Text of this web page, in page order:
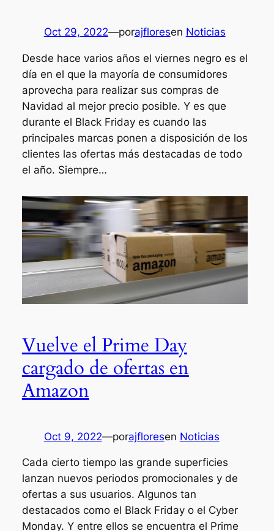
Oct 29, 2022—porajfloresen Noticias
Desde hace varios años el viernes negro es el
día en el que la mayoría de consumidores
aprovecha para realizar sus compras de
Navidad al mejor precio posible. Y es que
durante el Black Friday es cuando las
principales marcas ponen a disposición de los
clientes las ofertas más destacadas de todo
el año. Siempre…
Vuelve el Prime Day
cargado de ofertas en
Amazon
Oct 9, 2022—porajfloresen Noticias
Cada cierto tiempo las grande superficies
lanzan nuevos periodos promocionales y de
ofertas a sus usuarios. Algunos tan
destacados como el Black Friday o el Cyber
Monday. Y entre ellos se encuentra el Prime